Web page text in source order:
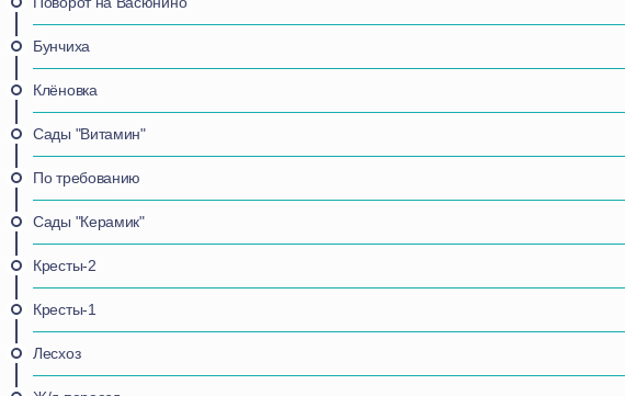
Бунчиха
Клёновка
Сады "Витамин"
По требованию
Сады "Керамик"
Кресты-2
Кресты-1
Лесхоз